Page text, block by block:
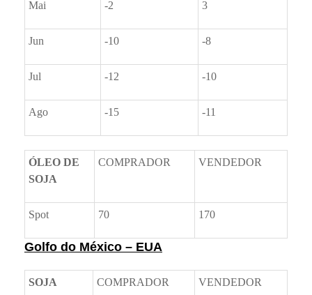
Mai -2 3
Jun -10 -8
Jul -12 -10
Ago -15 -11
ÓLEO DE
SOJA
COMPRADOR VENDEDOR
Spot 70 170
Golfo do México – EUA
SOJA COMPRADOR VENDEDOR